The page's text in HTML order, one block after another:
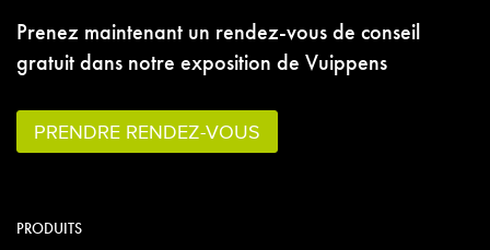
Prenez maintenant un rendez-vous de conseil
gratuit dans notre exposition de Vuippens
PRENDRE RENDEZ-VOUS
PRODUITS